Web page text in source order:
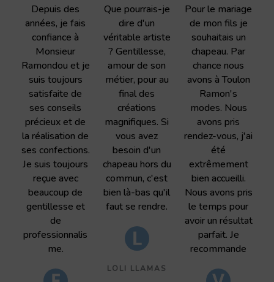
Depuis des
années, je fais
confiance à
Monsieur
Ramondou et je
suis toujours
satisfaite de
ses conseils
précieux et de
la réalisation de
ses confections.
Je suis toujours
reçue avec
beaucoup de
gentillesse et
de
professionnalis
me.
Que pourrais-je
dire d'un
véritable artiste
? Gentillesse,
amour de son
métier, pour au
final des
créations
magnifiques. Si
vous avez
besoin d'un
chapeau hors du
commun, c'est
bien là-bas qu'il
faut se rendre.
LOLI LLAMAS
Pour le mariage
de mon fils je
souhaitais un
chapeau. Par
chance nous
avons à Toulon
Ramon's
modes. Nous
avons pris
rendez-vous, j'ai
été
extrêmement
bien accueilli.
Nous avons pris
le temps pour
avoir un résultat
parfait. Je
recommande